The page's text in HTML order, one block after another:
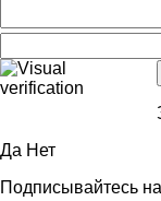
Да Нет
Подписывайтесь